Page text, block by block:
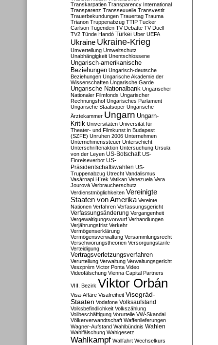
Transkarpatien Transparency International
Transparenz Transsexuelle Transvestit
Trauerbekundungen Trauertag Trauma
Trianon Truppenabzug TTIP Tucker
Carlson Tugenden TV-Debatte TV-Duell
TV2 Tünde Handó Türkei Uber UEFA
Ukraine Ukraine-Krieg
Umverteilung Umweltschutz
Unabhängigkeit Unentschlossene
Ungarisch-amerikanische
Beziehungen Ungarisch-deutsche
Beziehungen Ungarische Akademie der
Wissenschaften Ungarische Garde
Ungarische Nationalbank Ungarischer
Nationaler Filmfonds Ungarischer
Rechnungshof Ungarisches Parlament
Ungarische Staatsoper Ungarische
Ärztekammer Ungarn Ungarn-
Kritik Universitäten Universität für
Theater- und Filmkunst in Budapest
(SZFE) Unruhen 2006 Unternehmen
Unternehmenssteuer Unterschicht
Unterschriftenaktion Untersuchung Ursula
von der Leyen US-Botschaft US-
Einreiseverbot US-
Präsidentschaftswahlen US-
Truppenabzug Utrecht Vandalismus
Vasárnapi Hírek Vatikan Venezuela Vera
Jourová Verbraucherschutz
Verdienstmöglichkeiten Vereinigte
Staaten von Amerika Vereinte
Nationen Verfahren Verfassungsgericht
Verfassungsänderung Vergangenheit
Vergewaltigungsvorwurf Verhandlungen
Verjährungsfrist Verkehr
Vermögenserklärung
Vermögensverwaltung Versammlungsrecht
Verschwörungstheorien Versorgungstarife
Verteidigung
Vertragsverletzungsverfahren
Verurteilung Verwaltung Verwaltungsgericht
Veszprém Victor Ponta Video
Videofälschung Vienna Capital Partners
VIII. Bezirk Viktor Orbán
Visa-Affäre Visafreiheit Visegrád-
Staaten Vodafone Volksaufstand
Volksbefindlichkeit Volkszählung
Vollbeschäftigung Vorurteile VW-Skandal
Völkerverwandtschaft Waffenlieferungen
Wagner-Aufstand Wahlbündnis Wahlen
Wahlfälschung Wahlgesetz
Wahlkampf Wallfahrt Wechselkurs